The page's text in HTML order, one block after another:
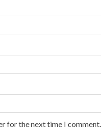
for the next time I comment.